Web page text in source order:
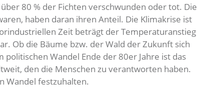
80 % der Fichten verschwunden oder tot. Die
haben daran ihren Anteil. Die Klimakrise ist
Zeit beträgt der Temperaturanstieg
Ob die Bäume bzw. der Wald der Zukunft sich
politischen Wandel Ende der 80er Jahre ist das
den die Menschen zu verantworten haben.
Wandel festzuhalten.